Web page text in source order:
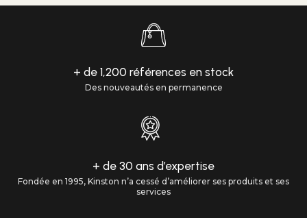
+ de 1,200 références en stock
Des nouveautés en permanence
+ de 30 ans d’expertise
Fondée en 1995, Kinston n’a cessé d’améliorer ses produits et ses
services